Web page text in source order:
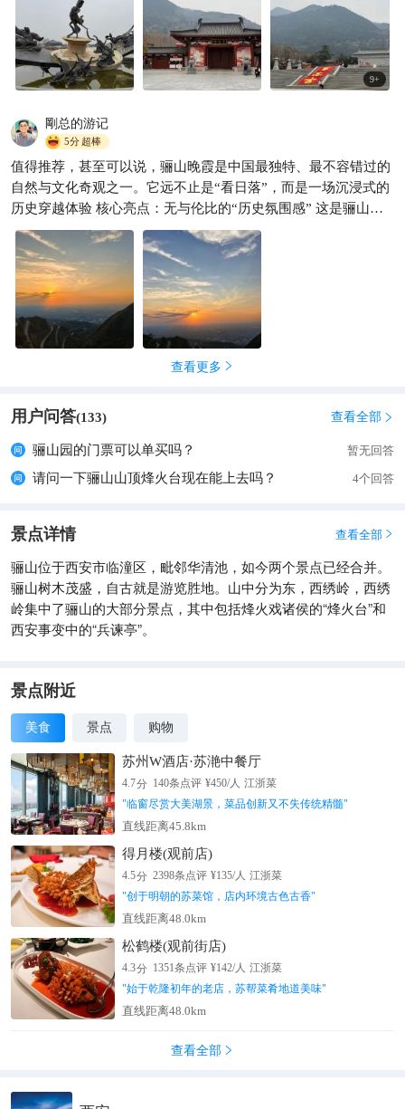
9+
剛总的游记
5分超棒
值得推荐，甚至可以说，骊山晚霞是中国最独特、最不容错过的
自然与文化奇观之一。它远不止是“看日落”，而是一场沉浸式的
历史穿越体验 核心亮点：无与伦比的“历史氛围感” 这是骊山晚
霞独一无二、无法复制的最大亮点。 穿越千年的舞台：当你站在
骊山上，脚下是沉睡的秦始皇陵兵马俑，身边是华清宫的温泉水
雾，远处可能还能遥想周幽王烽火戏诸侯的传说。你是在一个承
载了半部中国史的地方欣赏晚霞。眼前的景色不再是单纯的物理
现象，而是被赋予了无数历史故事和人文想象的壮丽画卷。 2.
与古人共赏同一片天：秦始皇、唐玄宗、杨贵妃……历史上的帝
沉落的太阳，沐浴着同样金红色的余晖时，会产生一种奇妙的历
浪漫与苍茫。
查看更多 
用户问答(133) 查看全部 
骊山园的门票可以单买吗？ 暂无回答
请问一下骊山山顶烽火台现在能上去吗？ 4个回答
景点详情 查看全部 
骊山位于西安市临潼区，毗邻华清池，如今两个景点已经合并。
骊山树木茂盛，自古就是游览胜地。山中分为东，西绣岭，西绣
岭集中了骊山的大部分景点，其中包括烽火戏诸侯的“烽火台”和
西安事变中的“兵谏亭”。
景点附近
美食 景点 购物
苏州W酒店·苏滟中餐厅
4.7分 140条点评 ¥450/人 江浙菜
"临窗尽赏大美湖景，菜品创新又不失传统精髓"
直线距离45.8km
得月楼(观前店)
4.5分 2398条点评 ¥135/人 江浙菜
"创于明朝的苏菜馆，店内环境古色古香"
直线距离48.0km
松鹤楼(观前街店)
4.3分 1351条点评 ¥142/人 江浙菜
"始于乾隆初年的老店，苏帮菜肴地道美味"
直线距离48.0km
查看全部 